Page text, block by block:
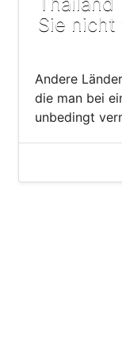
Sie nicht
Andere
die man bei
unbedingt